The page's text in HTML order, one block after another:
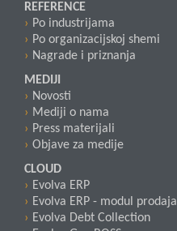
REFERENCE
Po industrijama
Po organizacijskoj shemi
Nagrade i priznanja
MEDIJI
Novosti
Mediji o nama
Press materijali
Objave za medije
CLOUD
Evolva ERP
Evolva ERP - modul prodaja
Evolva Debt Collection